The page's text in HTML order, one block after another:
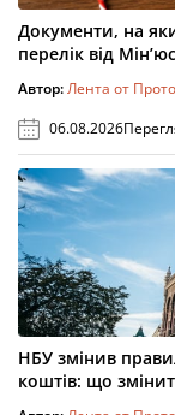
Документи, на
перелік від
Автор:Лента от
06.08.2026
НБУ змінив
коштів: що